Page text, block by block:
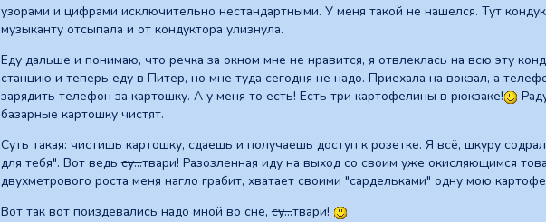
узорами и цифрами исключительно нестандартными. У меня такой не нашелся. Тут
музыканту отсыпала и от кондуктора улизнула.
Еду дальше и понимаю, что речка за окном мне не нравится, я отвлеклась на всю эту
станцию и теперь еду в Питер, но мне туда сегодня не надо. Приехала на вокзал, а
зарядить телефон за картошку. А у меня то есть! Есть три картофелины в рюкзаке!
базарные картошку чистят.
Суть такая: чистишь картошку, сдаешь и получаешь доступ к розетке. Я всё, шкуру
для тебя". Вот ведьсу...твари! Разозленная иду на выход со своим уже окисляющимся
двухметрового роста меня нагло грабит, хватает своими "сардельками" одну мою
Вот так вот поиздевались надо мной во сне,су...твари!